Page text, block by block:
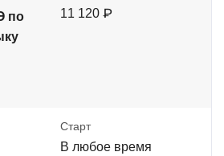
по
11 120 ₽
Старт
В любое время